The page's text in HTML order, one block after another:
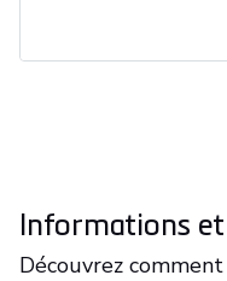
Informations
Découvrez